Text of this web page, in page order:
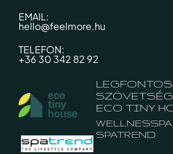
EMAIL:
hello@feelmore.hu
TELEFON:
+36 30 342 82 92
ECO TINY
SPATREND